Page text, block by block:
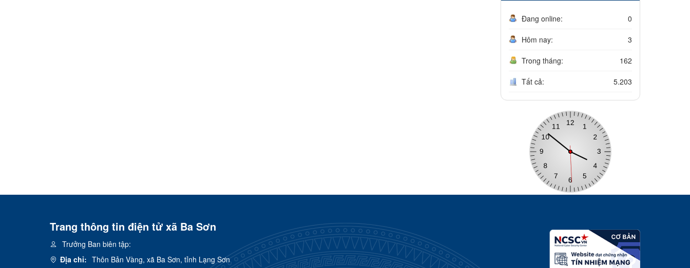
Đang online: 0
Hôm nay: 3
Trong tháng: 162
Tất cả: 5.203
Trang thông tin điện tử xã Ba Sơn
Trưởng Ban biên tập:
Địa chỉ: Thôn Bản Vàng, xã Ba Sơn, tỉnh Lạng Sơn